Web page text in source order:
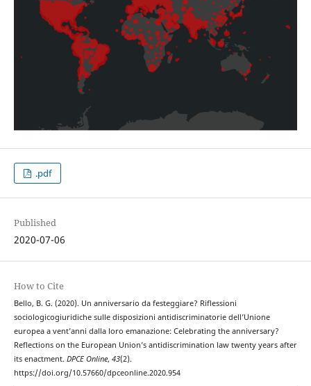
.pdf
Published
2020-07-06
How to Cite
Bello, B. G. (2020). Un anniversario da festeggiare? Riflessioni
sociologicogiuridiche sulle disposizioni antidiscriminatorie dell’Unione
europea a vent’anni dalla loro emanazione: Celebrating the anniversary?
Reflections on the European Union’s antidiscrimination law twenty years after
its enactment. DPCE Online, 43(2).
https://doi.org/10.57660/dpceonline.2020.954